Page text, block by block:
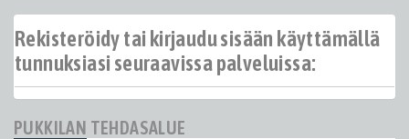
Rekisteröidy tai kirjaudu sisään käyttämällä
tunnuksiasi seuraavissa palveluissa:
PUKKILAN TEHDASALUE